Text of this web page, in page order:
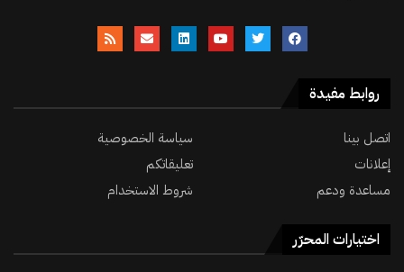
روابط مفيدة
اتصل بينا
سياسة الخصوصية
إعلانات
تعليقاتكم
مساعدة ودعم
شروط الاستخدام
اختيارات المحرّر